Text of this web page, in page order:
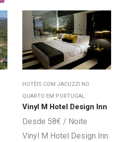
HOTÉIS COM JACUZZI NO
QUARTO EM PORTUGAL
Vinyl M Hotel Design Inn
58€
Vinyl M Hotel Design Inn